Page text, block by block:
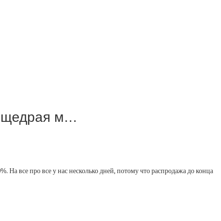
щедрая м…
На все про все у нас несколько дней, потому что распродажа до конца